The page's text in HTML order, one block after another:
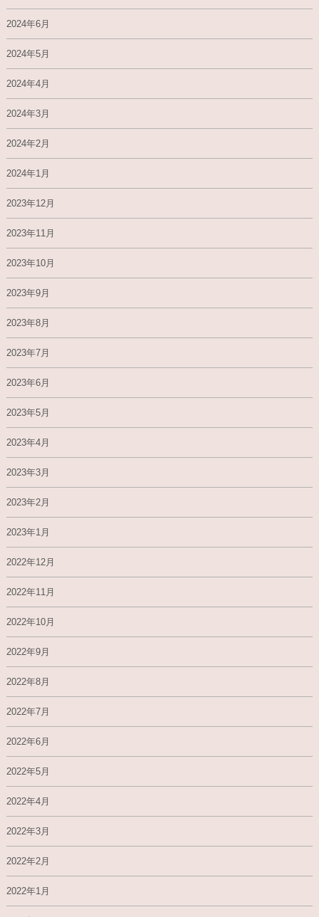
2024年6月
2024年5月
2024年4月
2024年3月
2024年2月
2024年1月
2023年12月
2023年11月
2023年10月
2023年9月
2023年8月
2023年7月
2023年6月
2023年5月
2023年4月
2023年3月
2023年2月
2023年1月
2022年12月
2022年11月
2022年10月
2022年9月
2022年8月
2022年7月
2022年6月
2022年5月
2022年4月
2022年3月
2022年2月
2022年1月